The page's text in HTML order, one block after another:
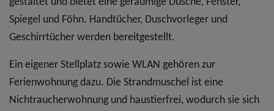
Spiegel und Föhn. Handtücher, Duschvorleger und
Geschirrtücher werden bereitgestellt.
Ein eigener Stellplatz sowie WLAN gehören zur
Ferienwohnung dazu. Die Strandmuschel ist eine
Nichtraucherwohnung und haustierfrei, wodurch sie sich